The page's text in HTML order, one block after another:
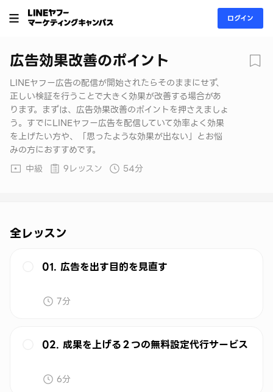
ログイン
広告効果改善のポイント
LINEヤフー広告の配信が開始されたらそのままにせず、
正しい検証を行うことで大きく効果が改善する場合があ
ります。まずは、広告効果改善のポイントを押さえましょ
う。すでにLINEヤフー広告を配信していて効率よく効果
を上げたい方や、「思ったような効果が出ない」とお悩
みの方におすすめです。
中級
9レッスン 54分
全レッスン
01. 広告を出す目的を見直す
7分
02. 成果を上げる２つの無料設定代行サービス
6分